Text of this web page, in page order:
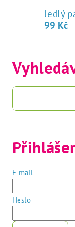
99 Kč
E-mail
Heslo